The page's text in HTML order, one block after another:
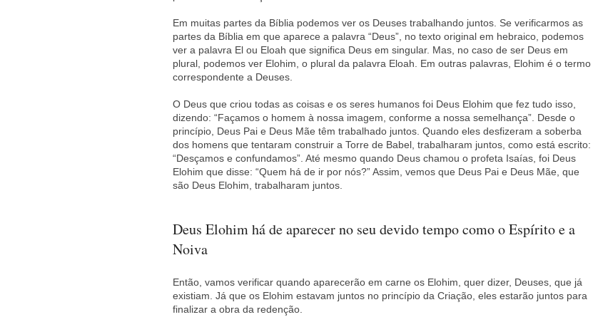
Em muitas partes da Bíblia podemos ver os Deuses trabalhando juntos. Se verificarmos as
partes da Bíblia em que aparece a palavra “Deus”, no texto original em hebraico, podemos
ver a palavra El ou Eloah que significa Deus em singular. Mas, no caso de ser Deus em
plural, podemos ver Elohim, o plural da palavra Eloah. Em outras palavras, Elohim é o termo
correspondente a Deuses.
O Deus que criou todas as coisas e os seres humanos foi Deus Elohim que fez tudo isso,
dizendo: “Façamos o homem à nossa imagem, conforme a nossa semelhança”. Desde o
princípio, Deus Pai e Deus Mãe têm trabalhado juntos. Quando eles desfizeram a soberba
dos homens que tentaram construir a Torre de Babel, trabalharam juntos, como está escrito:
“Desçamos e confundamos”. Até mesmo quando Deus chamou o profeta Isaías, foi Deus
Elohim que disse: “Quem há de ir por nós?” Assim, vemos que Deus Pai e Deus Mãe, que
são Deus Elohim, trabalharam juntos.
Deus Elohim há de aparecer no seu devido tempo como o Espírito e a
Noiva
Então, vamos verificar quando aparecerão em carne os Elohim, quer dizer, Deuses, que já
existiam. Já que os Elohim estavam juntos no princípio da Criação, eles estarão juntos para
finalizar a obra da redenção.